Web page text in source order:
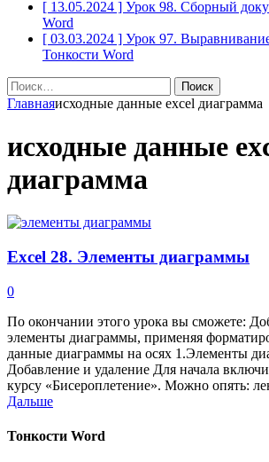
[ 13.05.2024 ] Урок 98. Сборный
Word
[ 03.03.2024 ] Урок 97.
Тонкости Word
Найти:
Главнаяисходные данные excel диаграмма
исходные данные
диаграмма
Excel 28. Элементы диаграммы
0
По окончании этого урока вы сможете:
элементы диаграммы, применяя
данные диаграммы на осях 1.Элементы
Добавление и удаление Для начала
курсу «Бисероплетение». Можно опять:
Дальше
Тонкости Word